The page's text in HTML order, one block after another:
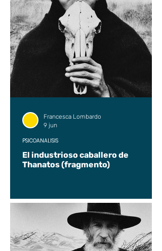
El industrioso caballero de
Thanatos (fragmento)
PSICOANÁLISIS
Francesca Lombardo
9 jun